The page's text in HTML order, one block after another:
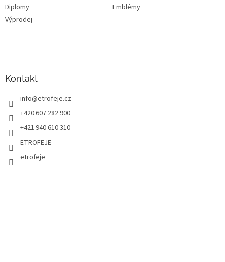
Diplomy
Emblémy
Výprodej
Kontakt
info@etrofeje.cz
+420 607 282 900
+421 940 610 310
ETROFEJE
etrofeje